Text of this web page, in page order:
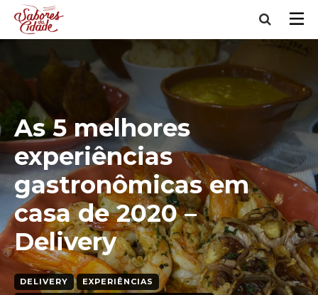
As 5 melhores
experiências
gastronômicas em
casa de 2020 –
Delivery
DELIVERY
EXPERIÊNCIAS